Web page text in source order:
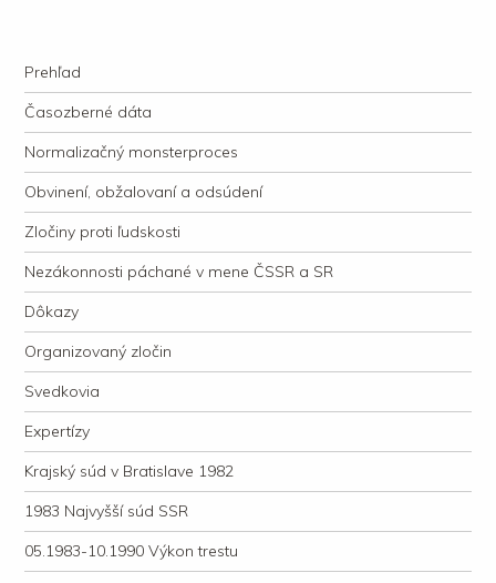
justície
Navigation
Skip to content
Prehľad
Časozberné dáta
Normalizačný monsterproces
Obvinení, obžalovaní a odsúdení
Zločiny proti ľudskosti
Nezákonnosti páchané v mene ČSSR a SR
Dôkazy
Organizovaný zločin
Svedkovia
Expertízy
Krajský súd v Bratislave 1982
1983 Najvyšší súd SSR
05.1983-10.1990 Výkon trestu